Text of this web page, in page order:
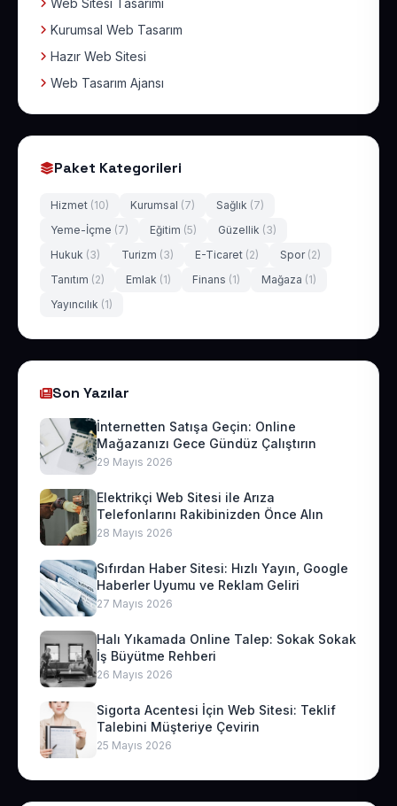
Web Sitesi Tasarımı
Kurumsal Web Tasarım
Hazır Web Sitesi
Web Tasarım Ajansı
Paket Kategorileri
Hizmet (10) Kurumsal (7) Sağlık (7)
Yeme-İçme (7) Eğitim (5) Güzellik (3)
Hukuk (3) Turizm (3) E-Ticaret (2) Spor (2)
Tanıtım (2) Emlak (1) Finans (1) Mağaza (1)
Yayıncılık (1)
Son Yazılar
İnternetten Satışa Geçin: Online
Mağazanızı Gece Gündüz Çalıştırın
29 Mayıs 2026
Elektrikçi Web Sitesi ile Arıza
Telefonlarını Rakibinizden Önce Alın
28 Mayıs 2026
Sıfırdan Haber Sitesi: Hızlı Yayın, Google
Haberler Uyumu ve Reklam Geliri
27 Mayıs 2026
Halı Yıkamada Online Talep: Sokak Sokak
İş Büyütme Rehberi
26 Mayıs 2026
Sigorta Acentesi İçin Web Sitesi: Teklif
Talebini Müşteriye Çevirin
25 Mayıs 2026